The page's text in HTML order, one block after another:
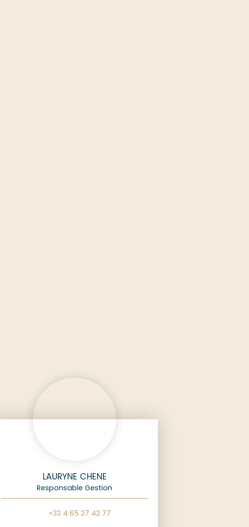
LAURYNE CHENE
Responsable Gestion
+33 4 65 27 42 77